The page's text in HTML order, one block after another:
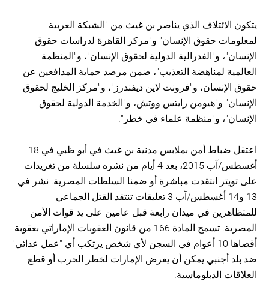
يتكون الائتلاف الذي يناصر بن غيث من "الشبكة العربية
لمعلومات حقوق الإنسان" و"مركز القاهرة لدراسات حقوق
الإنسان"، و"الفدرالية الدولية لحقوق الإنسان"، و"المنظمة
العالمية لمناهضة التعذيب"، ضمن مرصد حماية المدافعين عن
حقوق الإنسان، و"فرونت لاين ديفندرز"، و"مركز الخليج لحقوق
الإنسان" و"هيومن رايتس ووتش، و"الخدمة الدولية لحقوق
الإنسان"، و"منظمة علماء في خطر".
اعتقل ضباط أمن بملابس مدنية بن غيث في أبو ظبي في 18
أغسطس/آب 2015، بعد 4 أيام من نشره سلسلة من تغريدات
على تويتر انتقدت مباشرة أو ضمنا السلطات المصرية. نشر في
13 و14 أغسطس/آب 3 تعليقات تنتقد القتل الجماعي
للمتظاهرين في ميدان رابعة قبل عامين على يد قوات الأمن
المصرية. تسمح المادة 166 من قانون العقوبات الإماراتي بعقوبة
أقصاها 10 أعوام في السجن لأي شخص يرتكب أي "عمل عدائي"
ضد بلد أجنبي يمكن أن يعرض الإمارات لخطر الحرب أو قطع
العلاقات الدبلوماسية.